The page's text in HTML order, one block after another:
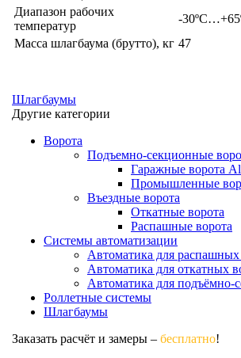
Диапазон рабочих
температур
-
Масса шлагбаума (брутто), кг 47
Шлагбаумы
Другие категории
Ворота
Подъемно-секционные
Гаражные ворота
Промышленные
Въездные ворота
Откатные ворота
Распашные ворота
Системы автоматизации
Автоматика для распашных
Автоматика для откатных
Автоматика для подъёмно-
Роллетные системы
Шлагбаумы
Заказать расчёт и замеры – бесплатно!